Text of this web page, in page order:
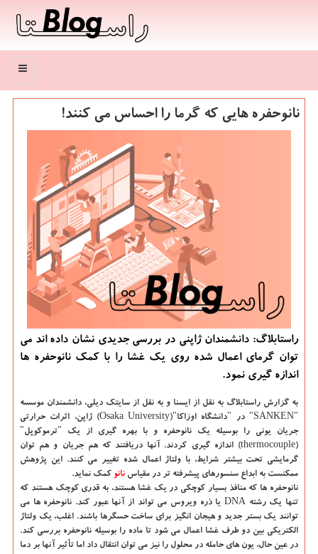
منو
نانوحفره هایی که گرما را احساس می کنند!
راستابلاگ: دانشمندان ژاپنی در بررسی جدیدی نشان داده اند می
توان گرمای اعمال شده روی یک غشا را با کمک نانوحفره ها
اندازه گیری نمود.
به گزارش راستابلاگ به نقل از ایسنا و به نقل از سایتک دیلی، دانشمندان موسسه
"SANKEN" در "دانشگاه اوزاکا"(Osaka University) ژاپن، اثرات حرارتی
جریان یونی را بوسیله یک نانوحفره و با بهره گیری از یک "ترموکوپل"
(thermocouple) اندازه گیری کردند. آنها دریافتند که هم جریان و هم توان
گرمایشی تحت بیشتر شرایط، با ولتاژ اعمال شده تغییر می کنند. این پژوهش
ممکنست به ابداع سنسورهای پیشرفته تر در مقیاس نانو کمک نماید.
نانوحفره ها که منافذ بسیار کوچکی در یک غشا هستند، به قدری کوچک هستند که
تنها یک رشته DNA یا ذره ویروس می تواند از آنها عبور کند. نانوحفره ها می
توانند یک بستر جدید و هیجان انگیز برای ساخت حسگرها باشند. اغلب، یک ولتاژ
الکتریکی بین دو طرف غشا اعمال می شود تا ماده را بوسیله نانوحفره بررسی کند.
در عین حال، یون های حامله در محلول را نیز می توان انتقال داد اما تأثیر آنها بر دما